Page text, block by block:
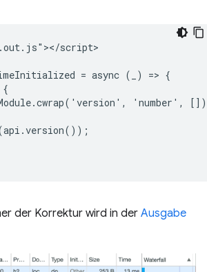
script>
= async (_) => {
{
'number',
der Korrektur wird in der Ausgabe